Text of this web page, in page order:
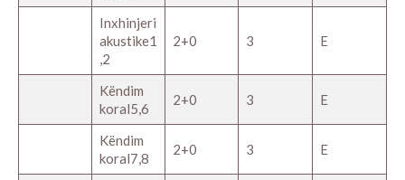
Inxhinjeri
akustike1
,2
2+0 3 E
Këndim
koral5,6
2+0 3 E
Këndim
koral7,8
2+0 3 E